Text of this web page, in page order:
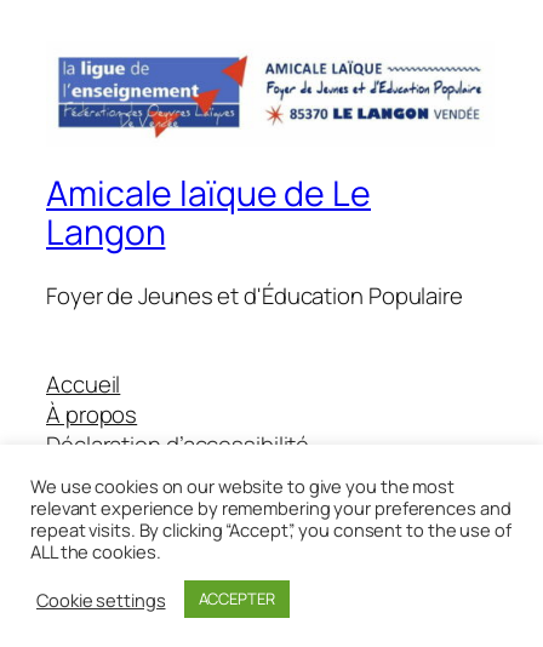
Amicale laïque de Le
Langon
Foyer de Jeunes et d'Éducation Populaire
Accueil
À propos
Déclaration d’accessibilité
Boutique Helloasso
Twenty Twenty-Five
We use cookies on our website to give you the most
relevant experience by remembering your preferences and
repeat visits. By clicking “Accept”, you consent to the use of
ALL the cookies.
Cookie settings
ACCEPTER